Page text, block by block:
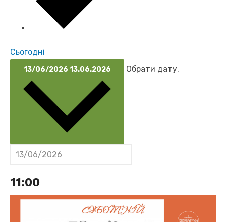
Сьогодні
13/06/2026 13.06.2026 Обрати дату.
11:00